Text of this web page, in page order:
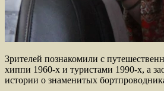
Зрителей познакомили с
хиппи 1960-х и туристами 1990-х, а
истории о знаменитых